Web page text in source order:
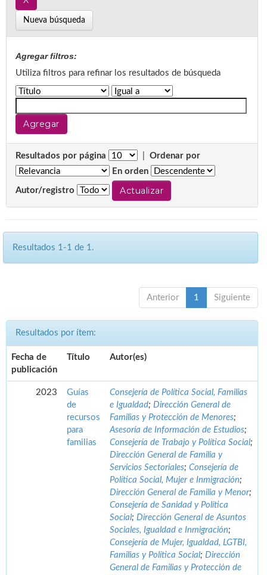
Nueva búsqueda
Agregar filtros:
Utiliza filtros para refinar los resultados de búsqueda
Resultados por página
Ordenar por
En orden
Autor/registro
Resultados 1-1 de 1.
Anterior 1 Siguiente
Resultados por ítem:
Fecha de
publicación
Título Autor(es)
2023
Guías
de
recursos
para
familias
Consejería de Política Social, Familias
e Igualdad; Dirección General de
Familias y Protección de Menores;
Asesoría de Información de Estudios;
Consejería de Trabajo y Política Social;
Dirección General de Familia y
Servicios Sectoriales; Consejería de
Política Social, Mujer e Inmigración;
Dirección General de Familia y Menor;
Consejería de Sanidad y Política
Social; Dirección General de Asuntos
Sociales, Igualdad e Inmigración;
Consejería de Mujer, Igualdad, LGTBI,
Familias y Política Social; Dirección
General de Familias y Protección de